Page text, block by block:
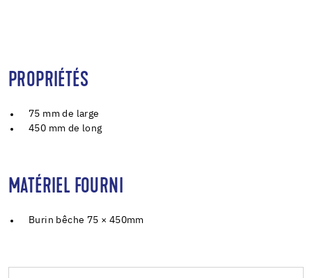
PROPRIÉTÉS
75 mm de large
450 mm de long
MATÉRIEL FOURNI
Burin bêche 75 × 450mm